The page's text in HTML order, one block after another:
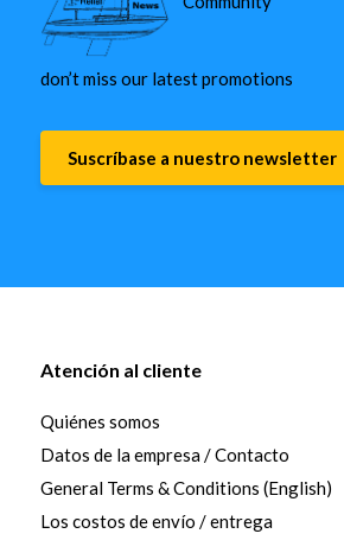
don’t miss our latest promotions
Suscríbase a nuestro newsletter
Atención al cliente
Quiénes somos
Datos de la empresa / Contacto
General Terms & Conditions (English)
Los costos de envío / entrega